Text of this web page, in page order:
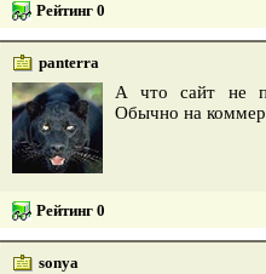
Рейтинг 0
panterra
А что сайт не
Обычно на
Рейтинг 0
sonya